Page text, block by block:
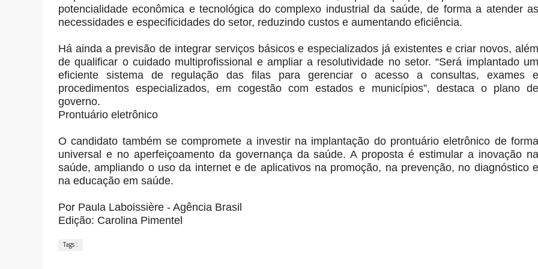
potencialidade econômica e tecnológica do complexo industrial da saúde, de forma a atender as
necessidades e especificidades do setor, reduzindo custos e aumentando eficiência.
Há ainda a previsão de integrar serviços básicos e especializados já existentes e criar novos, além
de qualificar o cuidado multiprofissional e ampliar a resolutividade no setor. “Será implantado um
eficiente sistema de regulação das filas para gerenciar o acesso a consultas, exames e
procedimentos especializados, em cogestão com estados e municípios”, destaca o plano de
governo.
Prontuário eletrônico
O candidato também se compromete a investir na implantação do prontuário eletrônico de forma
universal e no aperfeiçoamento da governança da saúde. A proposta é estimular a inovação na
saúde, ampliando o uso da internet e de aplicativos na promoção, na prevenção, no diagnóstico e
na educação em saúde.
Por Paula Laboissière - Agência Brasil
Edição: Carolina Pimentel
Tags :